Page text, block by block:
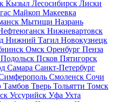
Кызыл Лесосибирск Лиски
Майкоп Макеевка
Мытищи Назрань
Нижневартовск
Нижний Тагил Новокузнецк
Омск Оренбург Пенза
Подольск Псков Пятигорск
Самара Санкт-Петербург
Смоленск Сочи
Тамбов Тверь Тольятти Томск
Уссурийск Уфа Ухта